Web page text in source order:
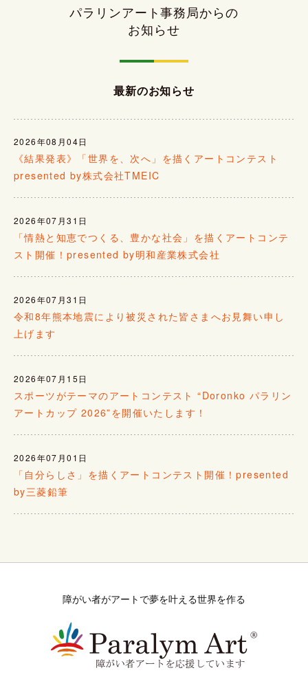
パラリンアート事務局からの
お知らせ
最新のお知らせ
2026年08月04日
《結果発表》「世界を、次へ」を描くアートコンテスト
presented by株式会社TMEIC
2026年07月31日
「情熱と知恵でつくる、豊かな社会」を描くアートコンテ
スト開催！presented by明和産業株式会社
2026年07月31日
令和8年熊本地震により被災された皆さまへお見舞い申し
上げます
2026年07月15日
スポーツがテーマのアートコンテスト “Doronko パラリン
アートカップ 2026”を開催いたします！
2026年07月01日
「自分らしさ」を描くアートコンテスト開催！presented
by三菱鉛筆
障がい者がアートで夢を叶える世界を作る